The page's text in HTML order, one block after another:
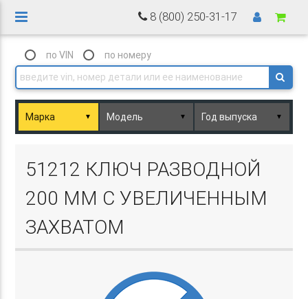
8 (800) 250-31-17
по VIN по номеру
▼ ▼ ▼
51212 КЛЮЧ РАЗВОДНОЙ
200 ММ С УВЕЛИЧЕННЫМ
ЗАХВАТОМ